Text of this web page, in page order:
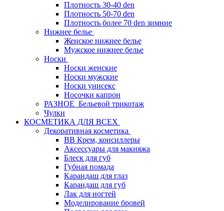
Плотность 30-40 den
Плотность 50-70 den
Плотность более 70 den зимние
Нижнее белье
Женское нижнее белье
Мужское нижнее белье
Носки
Носки женские
Носки мужские
Носки унисекс
Носочки капрон
РАЗНОЕ_Бельевой трикотаж
Чулки
КОСМЕТИКА ДЛЯ ВСЕХ
Декоративная косметика
BB Крем, консиллеры
Аксессуары для макияжа
Блеск для губ
Губная помада
Карандаш для глаз
Карандаш для губ
Лак для ногтей
Моделирование бровей